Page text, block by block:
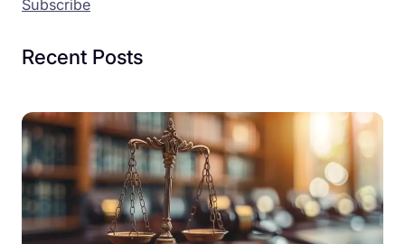
Subscribe
Recent Posts